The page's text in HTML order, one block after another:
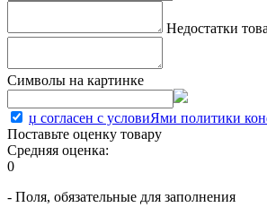
Недостатки
Символы на картинке
џ согласен с условиЯми политики
Поставьте оценку товару
Средняя оценка:
0
- Поля, обязательные для заполнения